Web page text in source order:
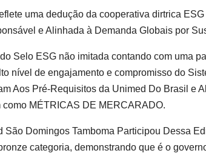
uma dedução da cooperativa dirtrica
e Alinhada à Demanda Globais por
Selo ESG não imitada contando com uma
nível de engajamento e compromisso do
Aos Pré-Requisitos da Unimed Do Brasil e
como MÉTRICAS DE MERCARADO.
São Domingos Tamboma Participou Dessa
categoria, demonstrando que é o